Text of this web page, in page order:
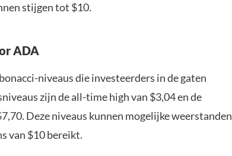
stijgen tot $10.
ADA
niveaus die investeerders in de gaten
zijn de all-time high van $3,04 en de
Deze niveaus kunnen mogelijke weerstanden
van $10 bereikt.